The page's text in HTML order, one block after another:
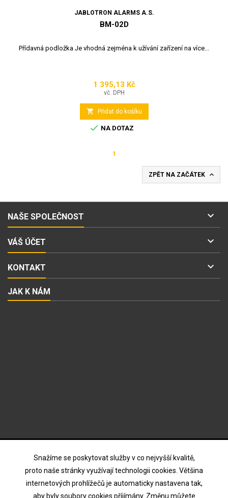
Snažíme se poskytovat služby v co nejvyšší kvalitě,
proto naše stránky využívají technologii cookies. Většina
internetových prohlížečů je automaticky nastavena tak,
aby byly soubory cookies příjímány. Změnu můžete
JABLOTRON ALARMS A.S.
BM-02D
Přídavná podložka Je vhodná zejména k užívání zařízení na více...
Cena
1 395,13 Kč
vč. DPH
 Přidat do košíku
 NA DOTAZ
1
ZPĚT NA ZAČÁTEK 
NAŠE SPOLEČNOST 
VÁŠ ÚČET 
KONTAKT 
JAK K NÁM
Souhlasím s podmínkami a zásadami ochrany osobních